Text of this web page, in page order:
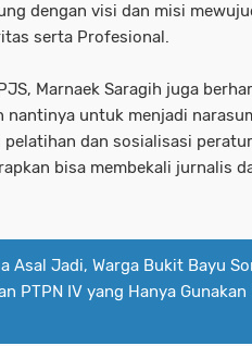
dengan visi dan misi
serta Profesional.
Marnaek Saragih juga
nantinya untuk menjadi
pelatihan dan sosialisasi
bisa membekali jurnalis
Asal Jadi, Warga Bukit Bayu
PTPN IV yang Hanya Gunakan